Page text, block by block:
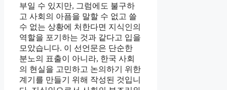
부일 수 있지만, 그럼에도 불구하
고 사회의 아픔을 말할 수 없고 쓸
수 없는 상황에 처한다면 지식인의
역할을 포기하는 것과 같다고 입을
모았습니다. 이 선언문은 단순한
분노의 표출이 아니라, 한국 사회
의 현실을 고민하고 논의하기 위한
계기를 만들기 위해 작성된 것입니